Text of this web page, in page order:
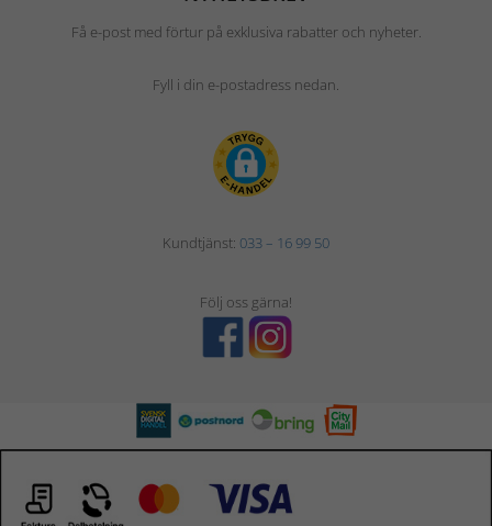
Få e-post med förtur på exklusiva rabatter och nyheter.
Fyll i din e-postadress nedan.
Kundtjänst: 033 – 16 99 50
Följ oss gärna!